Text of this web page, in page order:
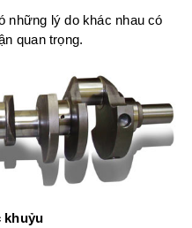
những lý do khác nhau có
quan trọng.
khuỷu